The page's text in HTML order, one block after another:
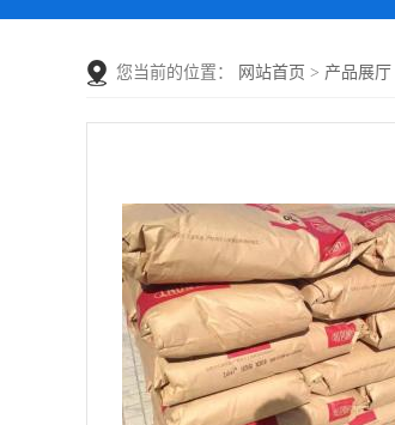
您当前的位置： 网站首页 > 产品展厅